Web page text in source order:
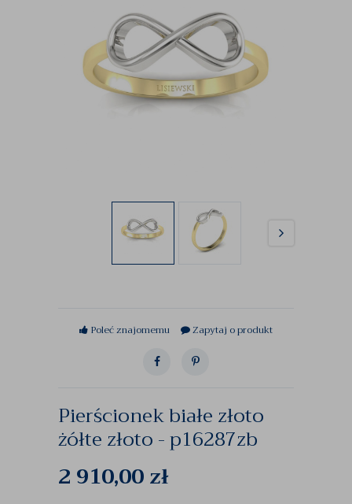
Poleć znajomemu Zapytaj o produkt
Pierścionek białe złoto
żółte złoto - p16287zb
2 910,00zł